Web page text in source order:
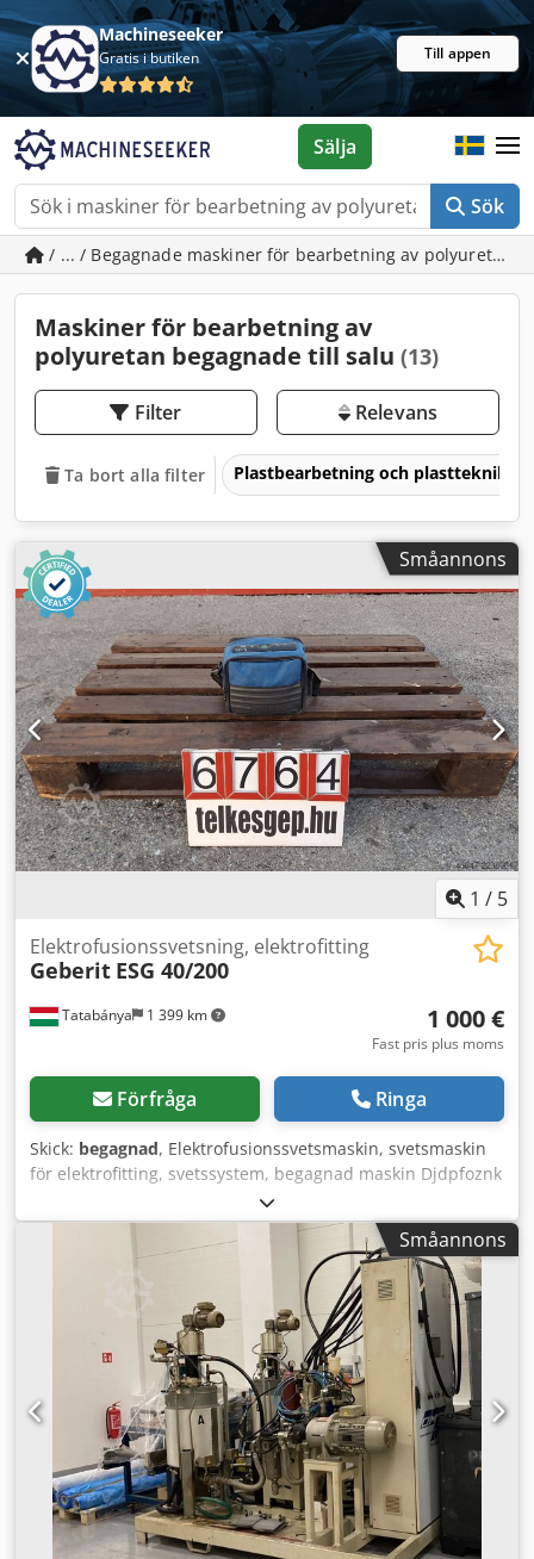
Machineseeker
Gratis i butiken Till appen
Sök
Sälja
/ ... / Begagnade maskiner för bearbetning av polyuretan
Maskiner för bearbetning av
polyuretan begagnade till salu (13)
Filter Relevans
Ta bort alla filter Plastbearbetning och plastteknik
Småannons
1 / 5
Tatabánya 1 399 km
Elektrofusionssvetsning, elektrofitting
Geberit ESG 40/200
1 000 €
Fast pris plus moms
Förfråga Ringa
Skick: begagnad, Elektrofusionssvetsmaskin, svetsmaskin
för elektrofitting, svetssystem, begagnad maskin Djdpfoznk
Nvox Aagokr Tillverkare: Geberit Modell: ESG 40/200 Totala
mått: Bredd: 220 mm Djup: 170 mm Höjd: 170 mm
Småannons